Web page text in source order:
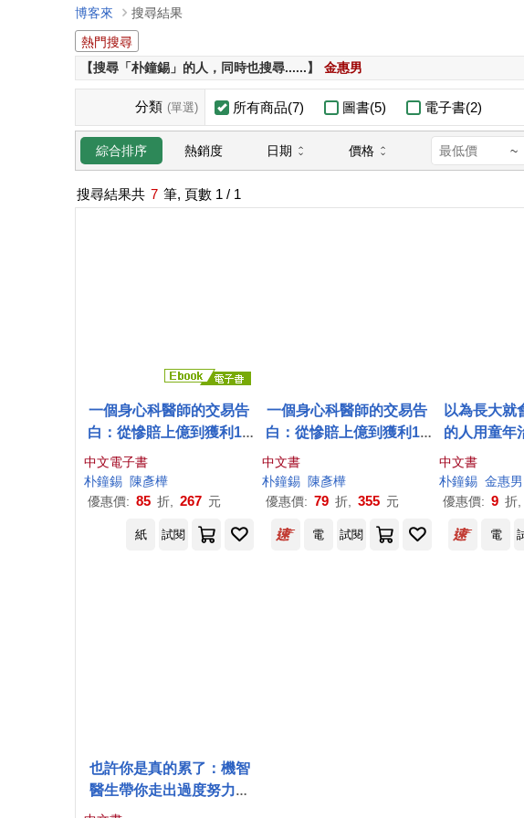
博客來
搜尋結果
熱門搜尋
【搜尋「朴鐘錫」的人，同時也搜尋......】
金惠男
分類 (單選) 所有商品(7) 圖書(5) 電子書(2)
綜合排序 熱銷度 日期 價格 ~
搜尋結果共 7 筆, 頁數 1 / 1
一個身心科醫師的交易告
白：從慘賠上億到獲利11
0%的股市人性啟示錄 (電
子書)
中文電子書
朴鐘錫
陳彥樺
優惠價: 85 折, 267 元
一個身心科醫師的交易告
白：從慘賠上億到獲利11
0%的股市人性啟示錄
中文書
朴鐘錫
陳彥樺
優惠價: 79 折, 355 元
以為長大就
的人用童年
幸的人用
中文書
朴鐘錫 金惠男
優惠價: 9 折,
紙 試閱 電 試閱 電
也許你是真的累了：機智
醫生帶你走出過度努力的